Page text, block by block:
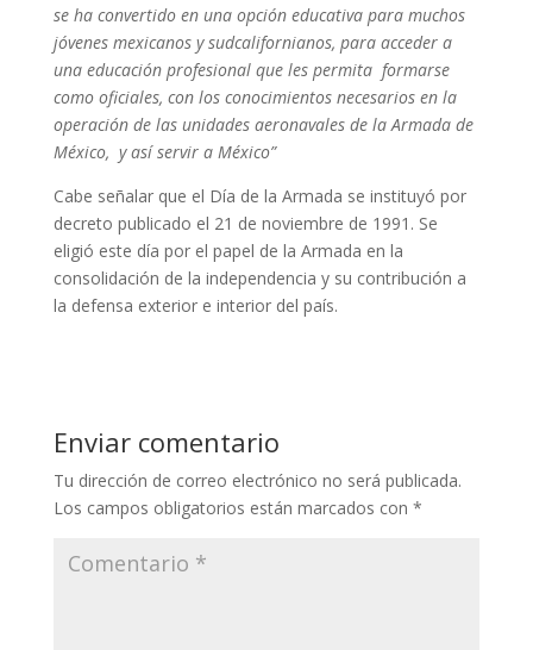
se ha convertido en una opción educativa para muchos
jóvenes mexicanos y sudcalifornianos, para acceder a
una educación profesional que les permita formarse
como oficiales, con los conocimientos necesarios en la
operación de las unidades aeronavales de la Armada de
México, y así servir a México”
Cabe señalar que el Día de la Armada se instituyó por
decreto publicado el 21 de noviembre de 1991. Se
eligió este día por el papel de la Armada en la
consolidación de la independencia y su contribución a
la defensa exterior e interior del país.
Enviar comentario
Tu dirección de correo electrónico no será publicada.
Los campos obligatorios están marcados con *